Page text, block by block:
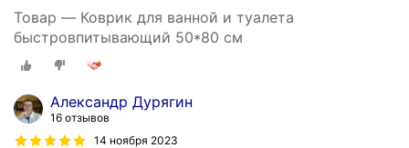
Товар — Коврик для ванной и туалета
быстровпитывающий 50*80 см
Александр Дурягин
16 отзывов
14 ноября 2023